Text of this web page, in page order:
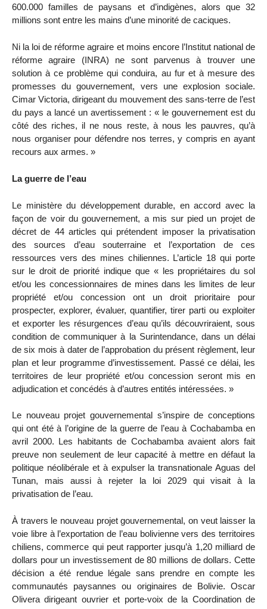
600.000 familles de paysans et d’indigènes, alors que 32
millions sont entre les mains d’une minorité de caciques.
Ni la loi de réforme agraire et moins encore l’Institut national de
réforme agraire (INRA) ne sont parvenus à trouver une
solution à ce problème qui conduira, au fur et à mesure des
promesses du gouvernement, vers une explosion sociale.
Cimar Victoria, dirigeant du mouvement des sans-terre de l’est
du pays a lancé un avertissement : « le gouvernement est du
côté des riches, il ne nous reste, à nous les pauvres, qu’à
nous organiser pour défendre nos terres, y compris en ayant
recours aux armes. »
La guerre de l’eau
Le ministère du développement durable, en accord avec la
façon de voir du gouvernement, a mis sur pied un projet de
décret de 44 articles qui prétendent imposer la privatisation
des sources d’eau souterraine et l’exportation de ces
ressources vers des mines chiliennes. L’article 18 qui porte
sur le droit de priorité indique que « les propriétaires du sol
et/ou les concessionnaires de mines dans les limites de leur
propriété et/ou concession ont un droit prioritaire pour
prospecter, explorer, évaluer, quantifier, tirer parti ou exploiter
et exporter les résurgences d’eau qu’ils découvriraient, sous
condition de communiquer à la Surintendance, dans un délai
de six mois à dater de l’approbation du présent règlement, leur
plan et leur programme d’investissement. Passé ce délai, les
territoires de leur propriété et/ou concession seront mis en
adjudication et concédés à d’autres entités intéressées. »
Le nouveau projet gouvernemental s’inspire de conceptions
qui ont été à l’origine de la guerre de l’eau à Cochabamba en
avril 2000. Les habitants de Cochabamba avaient alors fait
preuve non seulement de leur capacité à mettre en défaut la
politique néolibérale et à expulser la transnationale Aguas del
Tunan, mais aussi à rejeter la loi 2029 qui visait à la
privatisation de l’eau.
À travers le nouveau projet gouvernemental, on veut laisser la
voie libre à l’exportation de l’eau bolivienne vers des territoires
chiliens, commerce qui peut rapporter jusqu’à 1,20 milliard de
dollars pour un investissement de 80 millions de dollars. Cette
décision a été rendue légale sans prendre en compte les
communautés paysannes ou originaires de Bolivie. Oscar
Olivera dirigeant ouvrier et porte-voix de la Coordination de